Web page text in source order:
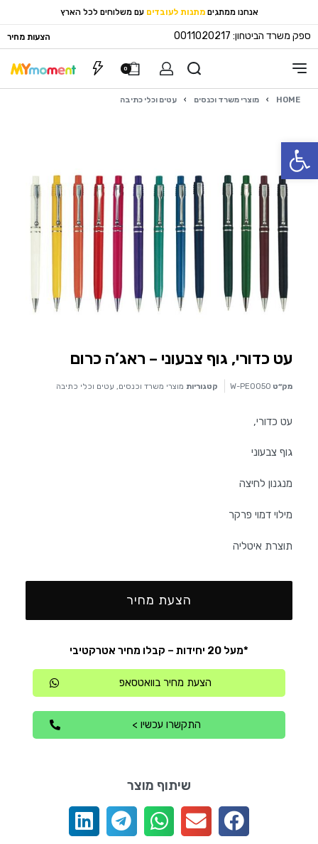
פתח סרגל נגישות
אנחנו ממתגים מתנות לעובדים עם משלוחים לכל הארץ
ספק משרד הביטחון: 0011020217 הצעות מחיר
0
HOME
› מוצרי משרד וכנסים › עטים וכלי כתיבה
עט כדורי, גוף צבעוני – ראג’ה כרום
מק״ט W-PE0050 קטגוריות מוצרי משרד וכנסים עטים וכלי כתיבה
עט כדורי,
גוף צבעוני
מנגנון לחיצה
מילוי דמוי פרקר
תוצרת איטליה
הצעת מחיר
*מעל 20 יחידות – קבלו מחיר אטרקטיבי
הצעת מחיר בוואטסאפ
התקשרו עכשיו >
שיתוף מוצר